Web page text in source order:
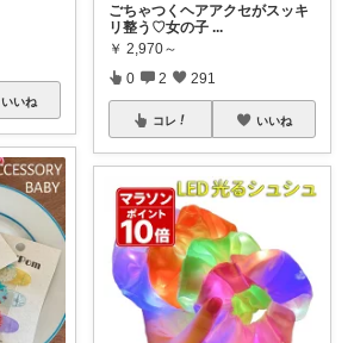
いいね
ごちゃつくヘアアクセがスッキ
リ整う♡女の子 ...
￥ 2,970～
0 2 291
コレ いいね